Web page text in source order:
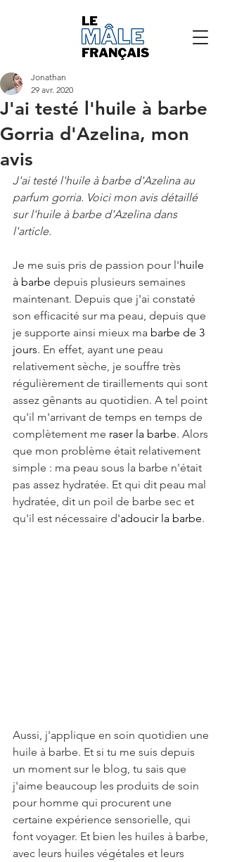
J'ai testé l'huile à barbe
Gorria d'Azelina, mon
avis
Jonathan
29 avr. 2020
J'ai testé l'huile à barbe d'Azelina au
parfum gorria. Voici mon avis détaillé
sur l'huile à barbe d'Azelina dans
l'article.
Je me suis pris de passion pour l'huile
à barbe depuis plusieurs semaines
maintenant. Depuis que j'ai constaté
son efficacité sur ma peau, depuis que
je supporte ainsi mieux ma barbe de 3
jours. En effet, ayant une peau
relativement sèche, je souffre très
régulièrement de tiraillements qui sont
assez gênants au quotidien. A tel point
qu'il m'arrivant de temps en temps de
complètement me raser la barbe. Alors
que mon problème était relativement
simple : ma peau sous la barbe n'était
pas assez hydratée. Et qui dit peau mal
hydratée, dit un poil de barbe sec et
qu'il est nécessaire d'adoucir la barbe.
Aussi, j'applique en soin quotidien une
huile à barbe. Et si tu me suis depuis
un moment sur le blog, tu sais que
j'aime beaucoup les produits de soin
pour homme qui procurent une
certaine expérience sensorielle, qui
font voyager. Et bien les huiles à barbe,
avec leurs huiles végétales et leurs